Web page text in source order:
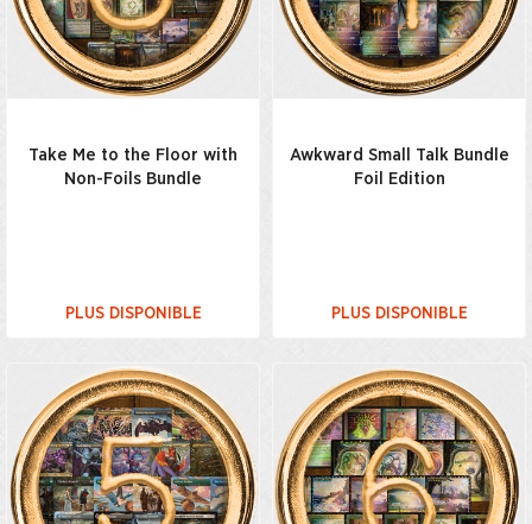
Take Me to the Floor with
Non-Foils Bundle
PLUS DISPONIBLE
Awkward Small Talk Bundle
Foil Edition
PLUS DISPONIBLE